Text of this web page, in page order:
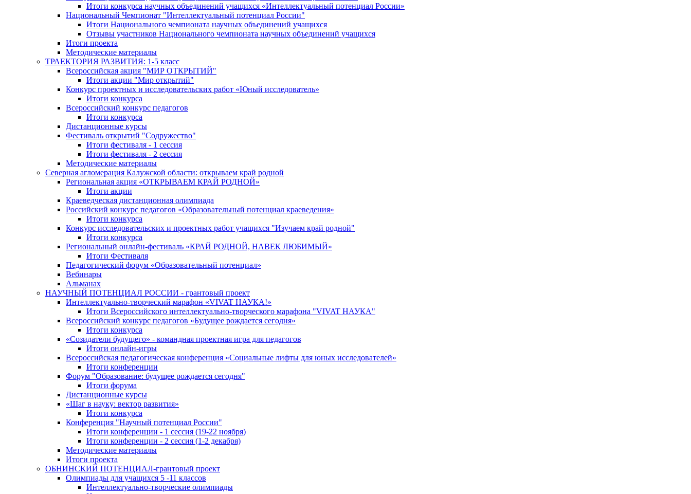
Итоги конкурса научных объединений учащихся «Интеллектуальный потенциал России»
Национальный Чемпионат "Интеллектуальный потенциал России"
Итоги Национального чемпионата научных объединений учащихся
Отзывы участников Национального чемпионата научных объединений учащихся
Итоги проекта
Методические материалы
ТРАЕКТОРИЯ РАЗВИТИЯ: 1-5 класс
Всероссийская акция "МИР ОТКРЫТИЙ"
Итоги акции "Мир открытий"
Конкурс проектных и исследовательских работ «Юный исследователь»
Итоги конкурса
Всероссийский конкурс педагогов
Итоги конкурса
Дистанционные курсы
Фестиваль открытий "Содружество"
Итоги фестиваля - 1 сессия
Итоги фестиваля - 2 сессия
Методические материалы
Северная агломерация Калужской области: открываем край родной
Региональная акция «ОТКРЫВАЕМ КРАЙ РОДНОЙ»
Итоги акции
Краеведческая дистанционная олимпиада
Российский конкурс педагогов «Образовательный потенциал краеведения»
Итоги конкурса
Конкурс исследовательских и проектных работ учащихся "Изучаем край родной"
Итоги конкурса
Региональный онлайн-фестиваль «КРАЙ РОДНОЙ, НАВЕК ЛЮБИМЫЙ»
Итоги Фестиваля
Педагогический форум «Образовательный потенциал»
Вебинары
Альманах
НАУЧНЫЙ ПОТЕНЦИАЛ РОССИИ - грантовый проект
Интеллектуально-творческий марафон «VIVAT НАУКА!»
Итоги Всероссийского интеллектуально-творческого марафона "VIVAT НАУКА"
Всероссийский конкурс педагогов «Будущее рождается сегодня»
Итоги конкурса
«Cозидатели будущего» - командная проектная игра для педагогов
Итоги онлайн-игры
Всероссийская педагогическая конференция «Cоциальные лифты для юных исследователей»
Итоги конференции
Форум "Образование: будущее рождается сегодня"
Итоги форума
Дистанционные курсы
«Шаг в науку: вектор развития»
Итоги конкурса
Конференция "Научный потенциал России"
Итоги конференции - 1 сессия (19-22 ноября)
Итоги конференции - 2 сессия (1-2 декабря)
Методические материалы
Итоги проекта
ОБНИНСКИЙ ПОТЕНЦИАЛ-грантовый проект
Олимпиады для учащихся 5 -11 классов
Интеллектуально-творческие олимпиады